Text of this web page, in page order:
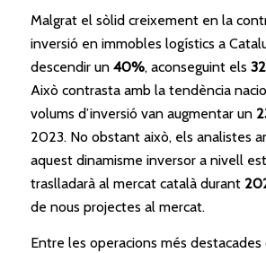
Malgrat el sòlid creixement en la
inversió en immobles logístics a
descendir un 40%, aconseguint els
Això contrasta amb la tendència
volums d’inversió van augmentar un
2023. No obstant això, els analistes
aquest dinamisme inversor a nivell
traslladarà al mercat català durant
de nous projectes al mercat.
Entre les operacions més destacades